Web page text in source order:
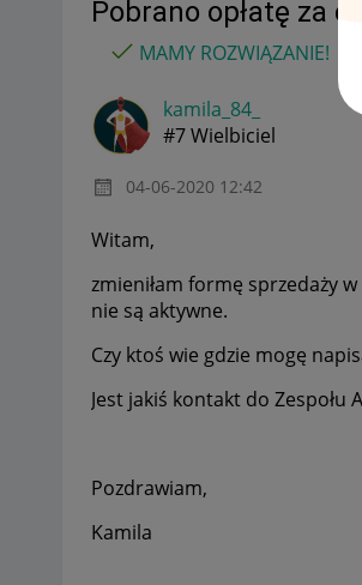
Pobrano opłatę za
MAMY ROZWIĄZANIE!
kamila_84_
#7 Wielbiciel
‎04-06-2020 12:42
Witam,
zmieniłam formę sprzedaży
nie są aktywne.
Czy ktoś wie gdzie mogę
Jest jakiś kontakt do Zespołu
Pozdrawiam,
Kamila